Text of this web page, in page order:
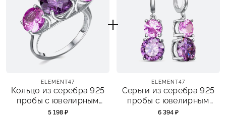
ELEMENT47
Кольцо из серебра 925
пробы с ювелирным
стеклом
5 198 ₽
ELEMENT47
Серьги из серебра 925
пробы с ювелирным
стеклом
6 394 ₽